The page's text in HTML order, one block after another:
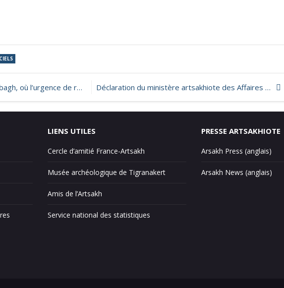
aux Arméniens ce qui leur appartient Déclaration du ministère artsakhiote des Affaires étrangères sur l’implication par l’Azerbaïdjan et la Turquie de combattants étrangers et de mercenaires dans l’agression contre l’Artsakh
LIENS UTILES
Cercle d’amitié France-Artsakh
Musée archéologique de Tigranakert
Amis de l’Artsakh
Service national des statistiques
PRESSE ARTSAKHIOTE
Arsakh Press (anglais)
Arsakh News (anglais)